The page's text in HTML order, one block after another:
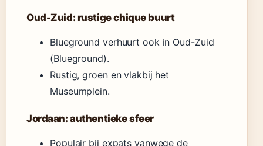
Oud-Zuid: rustige chique buurt
Blueground verhuurt ook in Oud-Zuid
(Blueground).
Rustig, groen en vlakbij het
Museumplein.
Jordaan: authentieke sfeer
Populair bij expats vanwege de